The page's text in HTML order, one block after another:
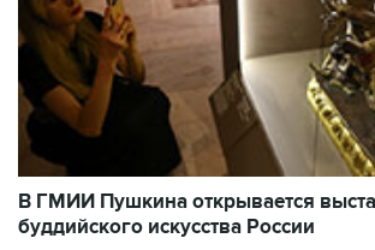
В ГМИИ Пушкина открывается
буддийского искусства России